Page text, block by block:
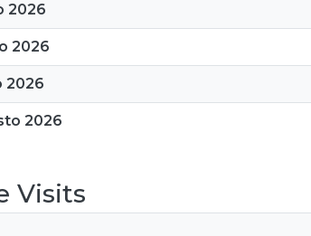
2026
2026
2026
2026
Visits